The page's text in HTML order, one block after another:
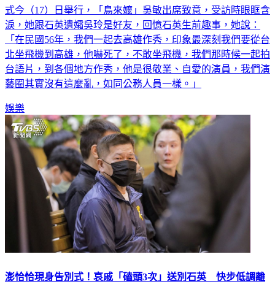
資深藝人石英10月27日於台大癌醫中心逝世，享壽82歲。告別
式今（17）日舉行，「鳥來嬤」吳敏出席致意，受訪時眼眶含
淚，她跟石英遺孀吳玲是好友，回憶石英生前趣事，她說：
「在民國56年，我們一起去高雄作秀，印象最深刻我們要從台
北坐飛機到高雄，他嚇死了，不敢坐飛機，我們那時候一起拍
台語片，到各個地方作秀，他是很敬業、自愛的演員，我們演
娛樂